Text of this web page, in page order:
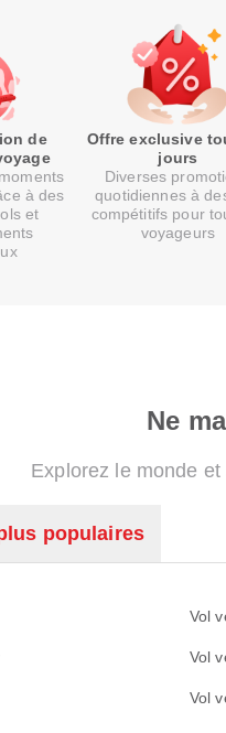
de
à des
et
Offre exclusive
jours
Diverses
quotidiennes à
compétitifs pour
voyageurs
Ne
Explorez le monde
populaires
Vol
Vol
Vol